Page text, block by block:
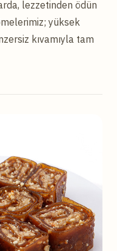
lezzetinden ödün
yüksek
kıvamıyla tam